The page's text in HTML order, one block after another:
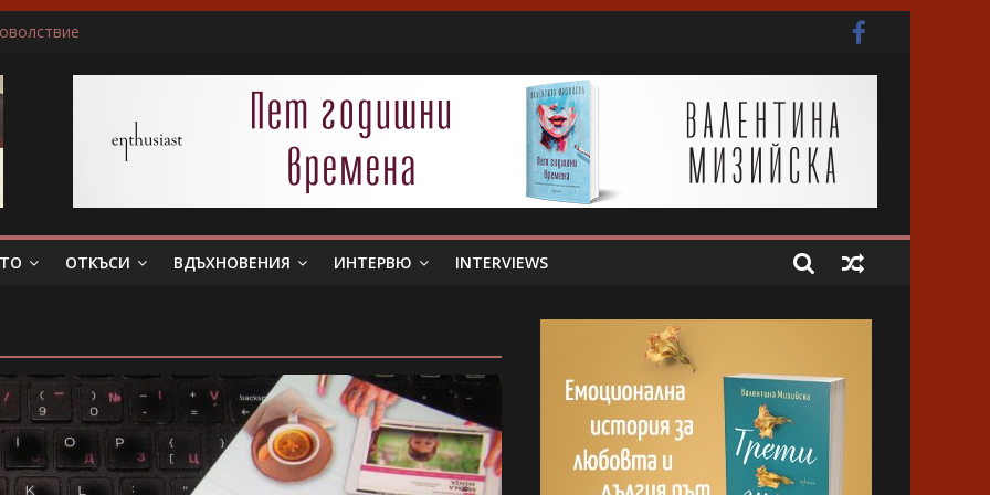
беше истински съпруг…”
Слава богу, отговори той…”
всяка сцена преживявам силно, както ако ми се случва в живота
ОТКЪСИ ВДЪХНОВЕНИЯ ИНТЕРВЮ INTERVIEWS